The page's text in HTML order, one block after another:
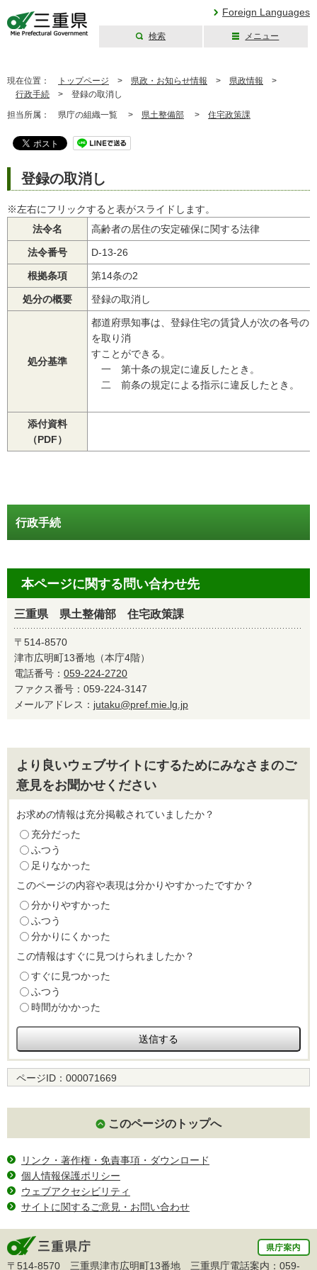
Foreign Languages
検索 メニュー
現在位置： トップページ > 県政・お知らせ情報 > 県政情報 >
行政手続 > 登録の取消し
担当所属： 県庁の組織一覧 > 県土整備部 > 住宅政策課
登録の取消し
※左右にフリックすると表がスライドします。
法令名
高齢者の居住の安定確保に関する法律
法令番号 D-13-26
根拠条項 第14条の2
処分の概要 登録の取消し
処分基準
都道府県知事は、登録住宅の賃貸人が次の各号の
を取り消
すことができる。
一 第十条の規定に違反したとき。
二 前条の規定による指示に違反したとき。
添付資料
（PDF）
行政手続
本ページに関する問い合わせ先
三重県 県土整備部 住宅政策課
〒514-8570
津市広明町13番地（本庁4階）
電話番号： 059-224-2720
ファクス番号：059-224-3147
メールアドレス： jutaku@pref.mie.lg.jp
より良いウェブサイトにするためにみなさまのご
意見をお聞かせください
お求めの情報は充分掲載されていましたか？
充分だった
ふつう
足りなかった
このページの内容や表現は分かりやすかったですか？
分かりやすかった
ふつう
分かりにくかった
この情報はすぐに見つけられましたか？
すぐに見つかった
ふつう
時間がかかった
ページID： 000071669
このページのトップへ
リンク・著作権・免責事項・ダウンロード
個人情報保護ポリシー
ウェブアクセシビリティ
サイトに関するご意見・お問い合わせ
〒514-8570 三重県津市広明町13番地 三重県庁電話案内： 059-